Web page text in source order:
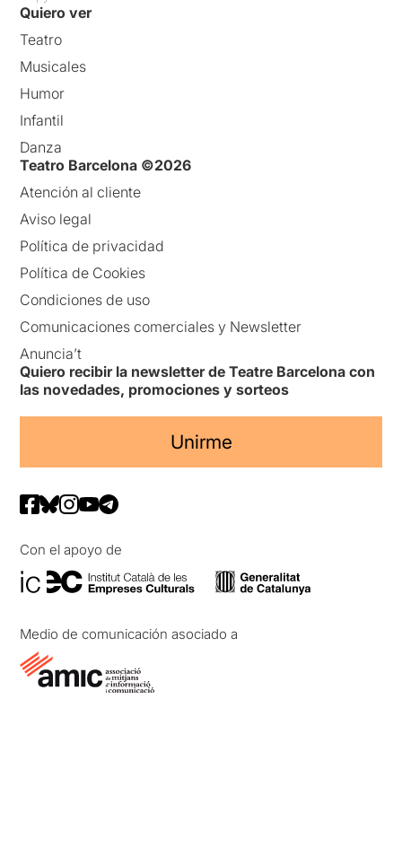
Quiero ver
Teatro
Musicales
Humor
Infantil
Danza
Teatro Barcelona ©2026
Atención al cliente
Aviso legal
Política de privacidad
Política de Cookies
Condiciones de uso
Comunicaciones comerciales y Newsletter
Anuncia’t
Quiero recibir la newsletter de Teatre Barcelona con
las novedades, promociones y sorteos
Unirme
Con el apoyo de
Medio de comunicación asociado a